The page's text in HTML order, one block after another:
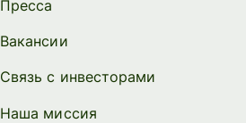
Пресса
Вакансии
Связь с инвесторами
Наша миссия